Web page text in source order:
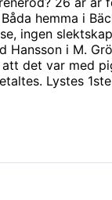
hemma i
ingen
Hansson i M.
det var med
Lystes